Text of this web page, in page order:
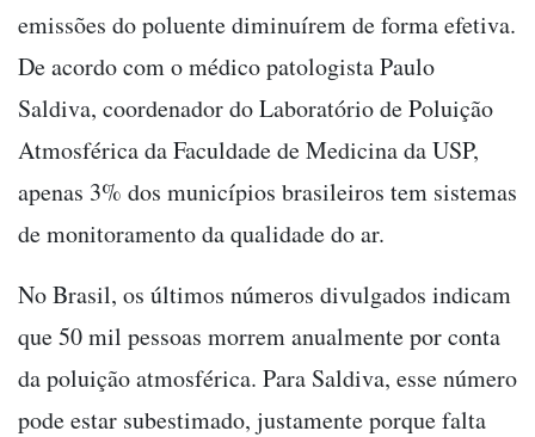
emissões do poluente diminuírem de forma efetiva.
De acordo com o médico patologista Paulo
Saldiva, coordenador do Laboratório de Poluição
Atmosférica da Faculdade de Medicina da USP,
apenas 3% dos municípios brasileiros tem sistemas
de monitoramento da qualidade do ar.
No Brasil, os últimos números divulgados indicam
que 50 mil pessoas morrem anualmente por conta
da poluição atmosférica. Para Saldiva, esse número
pode estar subestimado, justamente porque falta